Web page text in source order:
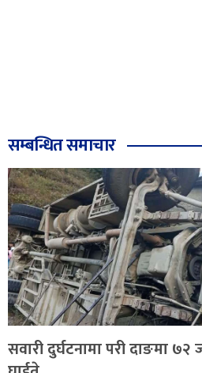
सम्बन्धित समाचार
सवारी दुर्घटनामा परी दाङमा